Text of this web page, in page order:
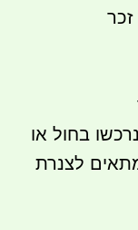
זכר
בחול או
לצנרת